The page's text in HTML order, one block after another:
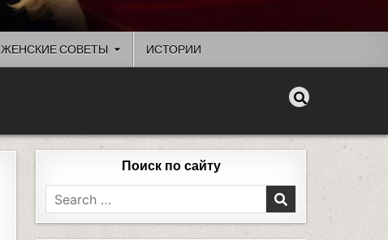
ЖЕНСКИЕ СОВЕТЫ ИСТОРИИ
Поиск по сайту